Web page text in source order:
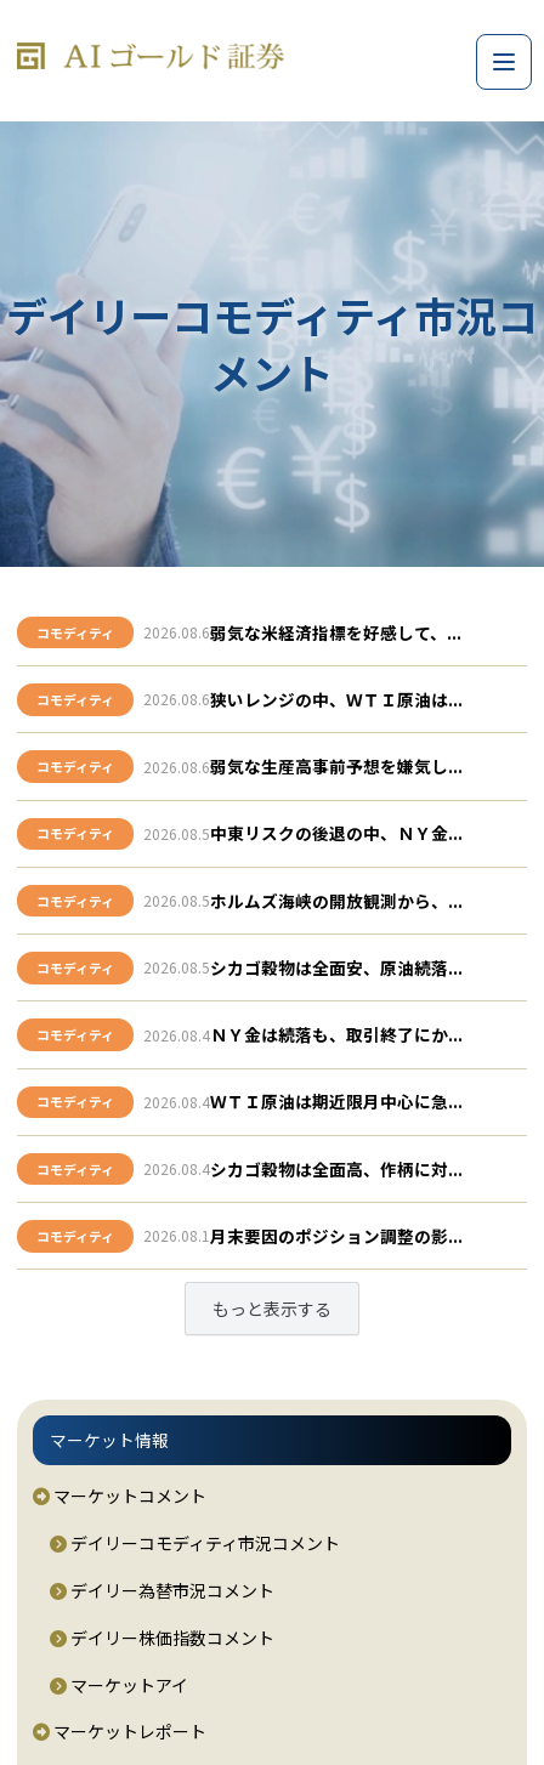
デイリーコモディティ市況コ
メント
コモディティ 2026.08.6弱気な米経済指標を好感して、...
コモディティ 2026.08.6狭いレンジの中、ＷＴＩ原油は...
コモディティ 2026.08.6弱気な生産高事前予想を嫌気し...
コモディティ 2026.08.5中東リスクの後退の中、ＮＹ金...
コモディティ 2026.08.5ホルムズ海峡の開放観測から、...
コモディティ 2026.08.5シカゴ穀物は全面安、原油続落...
コモディティ 2026.08.4ＮＹ金は続落も、取引終了にか...
コモディティ 2026.08.4ＷＴＩ原油は期近限月中心に急...
コモディティ 2026.08.4シカゴ穀物は全面高、作柄に対...
コモディティ 2026.08.1 月末要因のポジション調整の影...
もっと表示する
マーケット情報
マーケットコメント
デイリーコモディティ市況コメント
デイリー為替市況コメント
デイリー株価指数コメント
マーケットアイ
マーケットレポート